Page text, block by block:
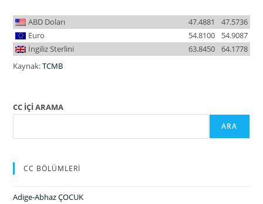
ABD Doları 47.5736
47.4881
Euro
54.9087
54.8100
İngiliz Sterlini
64.1778
63.8450
Kaynak:TCMB
CC İÇİ ARAMA
ARA
CC BÖLÜMLERİ
Adige-Abhaz ÇOCUK